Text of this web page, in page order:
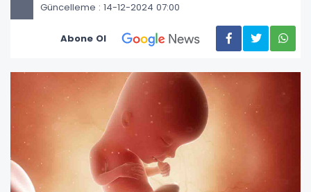
Güncelleme : 14-12-2024 07:00
Abone Ol